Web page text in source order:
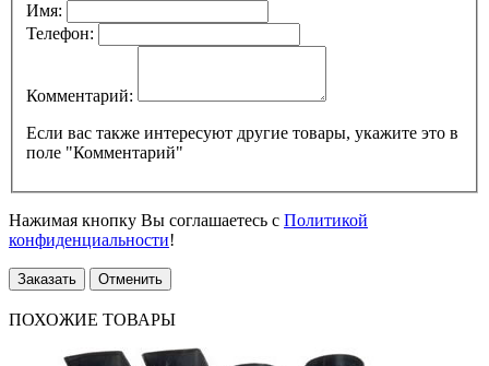
Имя:
Телефон:
Комментарий:
Если вас также интересуют другие товары, укажите это в
поле "Комментарий"
Нажимая кнопку Вы соглашаетесь с Политикой
конфиденциальности!
Заказать Отменить
ПОХОЖИЕ ТОВАРЫ